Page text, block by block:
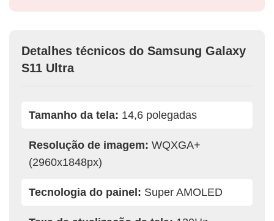
Detalhes técnicos do Samsung Galaxy
S11 Ultra
Tamanho da tela: 14,6 polegadas
Resolução de imagem: WQXGA+
(2960x1848px)
Tecnologia do painel: Super AMOLED